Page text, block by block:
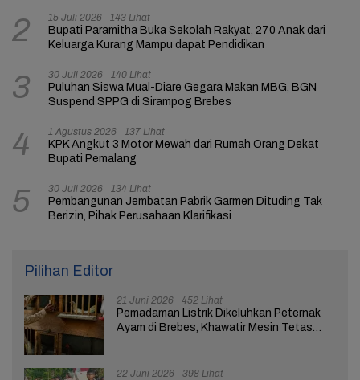
2 15 Juli 2026 143 Lihat
Bupati Paramitha Buka Sekolah Rakyat, 270 Anak dari
Keluarga Kurang Mampu dapat Pendidikan
3 30 Juli 2026 140 Lihat
Puluhan Siswa Mual-Diare Gegara Makan MBG, BGN
Suspend SPPG di Sirampog Brebes
4 1 Agustus 2026 137 Lihat
KPK Angkut 3 Motor Mewah dari Rumah Orang Dekat
Bupati Pemalang
5 30 Juli 2026 134 Lihat
Pembangunan Jembatan Pabrik Garmen Dituding Tak
Berizin, Pihak Perusahaan Klarifikasi
Pilihan Editor
21 Juni 2026 452 Lihat
Pemadaman Listrik Dikeluhkan Peternak
Ayam di Brebes, Khawatir Mesin Tetas
22 Juni 2026 398 Lihat